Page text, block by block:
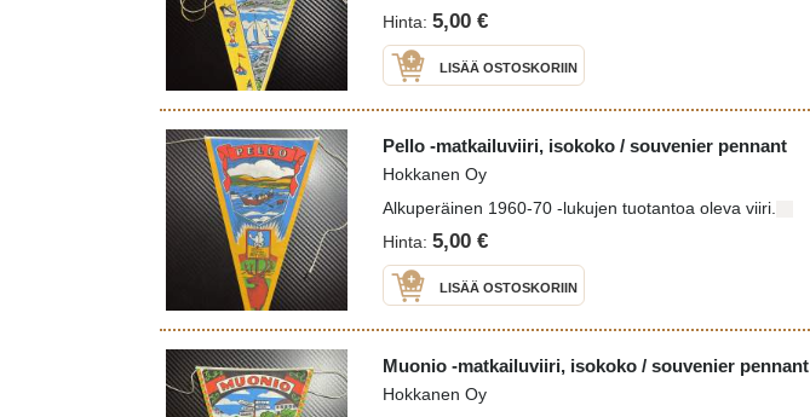
Hinta: 5,00 €
LISÄÄ OSTOSKORIIN
Pello -matkailuviiri, isokoko / souvenier pennant
Hokkanen Oy
Alkuperäinen 1960-70 -lukujen tuotantoa oleva viiri.
Hinta: 5,00 €
LISÄÄ OSTOSKORIIN
Muonio -matkailuviiri, isokoko / souvenier pennant
Hokkanen Oy